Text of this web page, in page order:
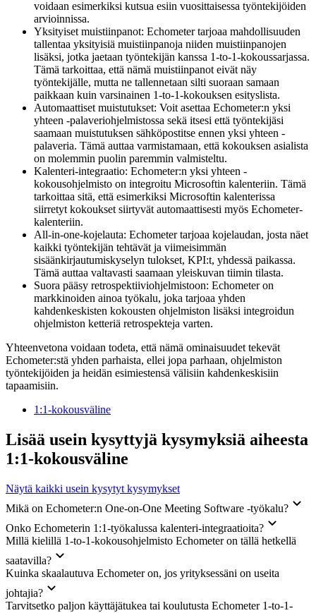
voidaan esimerkiksi kutsua esiin vuosittaisessa työntekijöiden
arvioinnissa.
Yksityiset muistiinpanot: Echometer tarjoaa mahdollisuuden
tallentaa yksityisiä muistiinpanoja niiden muistiinpanojen
lisäksi, jotka jaetaan työntekijän kanssa 1-to-1-kokoussarjassa.
Tämä tarkoittaa, että nämä muistiinpanot eivät näy
työntekijälle, mutta ne tallennetaan silti suoraan samaan
paikkaan kuin varsinainen 1-to-1-kokouksen esityslista.
Automaattiset muistutukset: Voit asettaa Echometer:n yksi
yhteen -palaveriohjelmistossa sekä itsesi että työntekijäsi
saamaan muistutuksen sähköpostitse ennen yksi yhteen -
palaveria. Tämä auttaa varmistamaan, että kokouksen asialista
on molemmin puolin paremmin valmisteltu.
Kalenteri-integraatio: Echometer:n yksi yhteen -
kokousohjelmisto on integroitu Microsoftin kalenteriin. Tämä
tarkoittaa sitä, että esimerkiksi Microsoftin kalenterissa
siirretyt kokoukset siirtyvät automaattisesti myös Echometer-
kalenteriin.
All-in-one-kojelauta: Echometer tarjoaa kojelaudan, josta näet
kaikki työntekijän tehtävät ja viimeisimmän
sisäänkirjautumiskyselyn tulokset, KPI:t, yhdessä paikassa.
Tämä auttaa valtavasti saamaan yleiskuvan tiimin tilasta.
Suora pääsy retrospektiiviohjelmistoon: Echometer on
markkinoiden ainoa työkalu, joka tarjoaa yhden
kahdenkeskisten kokousten ohjelmiston lisäksi integroidun
ohjelmiston ketteriä retrospekteja varten.
Yhteenvetona voidaan todeta, että nämä ominaisuudet tekevät
Echometer:stä yhden parhaista, ellei jopa parhaan, ohjelmiston
työntekijöiden ja heidän esimiestensä välisiin kahdenkeskisiin
tapaamisiin.
1:1-kokousväline
Lisää usein kysyttyjä kysymyksiä aiheesta
1:1-kokousväline
Näytä kaikki usein kysytyt kysymykset
Mikä on Echometer:n One-on-One Meeting Software -työkalu?
Onko Echometerin 1:1-työkalussa kalenteri-integraatioita?
Millä kielillä 1-to-1-kokousohjelmisto Echometer on tällä hetkellä
saatavilla?
Kuinka skaalautuva Echometer on, jos yrityksessäni on useita
johtajia?
Tarvitsetko paljon käyttäjätukea tai koulutusta Echometer 1-to-1-